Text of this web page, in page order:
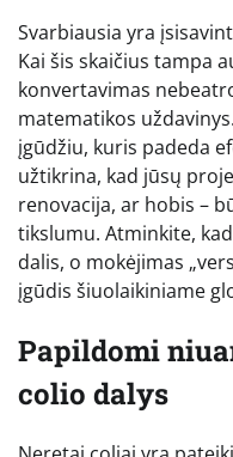
Svarbiausia yra
Kai šis skaičius tampa
konvertavimas
matematikos
įgūdžiu, kuris padeda
užtikrina, kad jūsų
renovacija, ar hobis –
tikslumu. Atminkite,
dalis, o mokėjimas
įgūdis šiuolaikiniame
Papildomi
colio dalys